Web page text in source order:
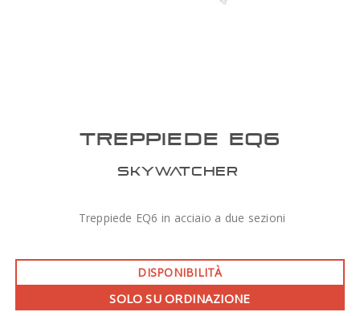
TREPPIEDE EQ6
SKYWATCHER
Treppiede EQ6 in acciaio a due sezioni
DISPONIBILITÀ
SOLO SU ORDINAZIONE